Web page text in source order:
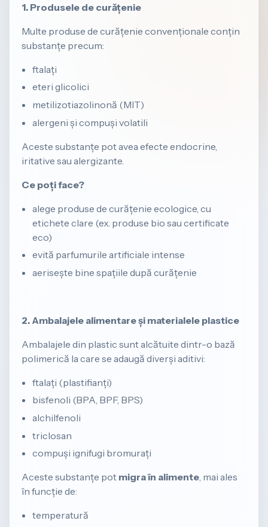
1. Produsele de curățenie
Multe produse de curățenie convenționale conțin
substanțe precum:
ftalați
eteri glicolici
metilizotiazolinonă (MIT)
alergeni și compuși volatili
Aceste substanțe pot avea efecte endocrine,
iritative sau alergizante.
Ce poți face?
alege produse de curățenie ecologice, cu
etichete clare (ex. produse bio sau certificate
eco)
evită parfumurile artificiale intense
aerisește bine spațiile după curățenie
2. Ambalajele alimentare și materialele plastice
Ambalajele din plastic sunt alcătuite dintr-o bază
polimerică la care se adaugă diverși aditivi:
ftalați (plastifianți)
bisfenoli (BPA, BPF, BPS)
alchilfenoli
triclosan
compuși ignifugi bromurați
Aceste substanțe pot migra în alimente, mai ales
în funcție de:
temperatură